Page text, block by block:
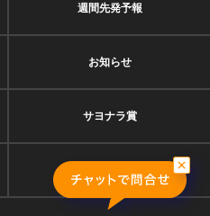
週間先発予報
お知らせ
サヨナラ賞